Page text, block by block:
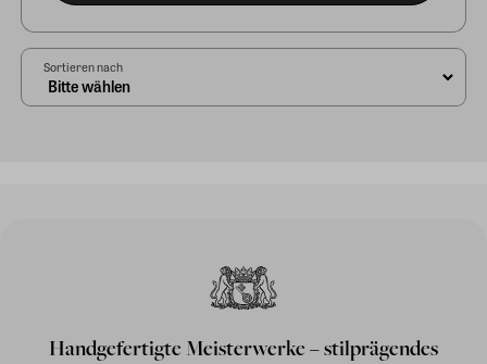
Sortieren nach
Handgefertigte Meisterwerke – stilprägendes